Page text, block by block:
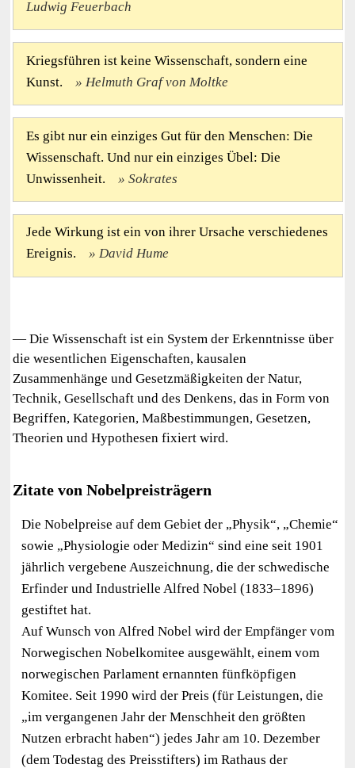
Ludwig Feuerbach
Kriegsführen ist keine Wissenschaft, sondern eine
Kunst.
Helmuth Graf von Moltke
Es gibt nur ein einziges Gut für den Menschen: Die
Wissenschaft. Und nur ein einziges Übel: Die
Unwissenheit.
Sokrates
Jede Wirkung ist ein von ihrer Ursache verschiedenes
Ereignis.
David Hume
— Die Wissenschaft ist ein System der Erkenntnisse über
die wesentlichen Eigenschaften, kausalen
Zusammenhänge und Gesetzmäßigkeiten der Natur,
Technik, Gesellschaft und des Denkens, das in Form von
Begriffen, Kategorien, Maßbestimmungen, Gesetzen,
Theorien und Hypothesen fixiert wird.
Zitate von Nobelpreisträgern
Die Nobelpreise auf dem Gebiet der „Physik“, „Chemie“
sowie „Physiologie oder Medizin“ sind eine seit 1901
jährlich vergebene Auszeichnung, die der schwedische
Erfinder und Industrielle Alfred Nobel (1833–1896)
gestiftet hat.
Auf Wunsch von Alfred Nobel wird der Empfänger vom
Norwegischen Nobelkomitee ausgewählt, einem vom
norwegischen Parlament ernannten fünfköpfigen
Komitee. Seit 1990 wird der Preis (für Leistungen, die
„im vergangenen Jahr der Menschheit den größten
Nutzen erbracht haben“) jedes Jahr am 10. Dezember
(dem Todestag des Preisstifters) im Rathaus der